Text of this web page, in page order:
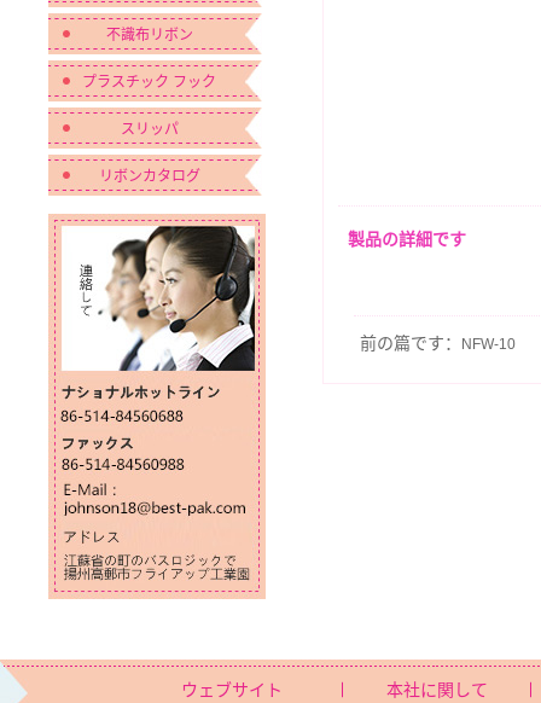
不識布リボン
プラスチック フック
スリッパ
リボンカタログ
製品の詳細です
前の篇です： NFW-10
ウェブサイト 本社に関して